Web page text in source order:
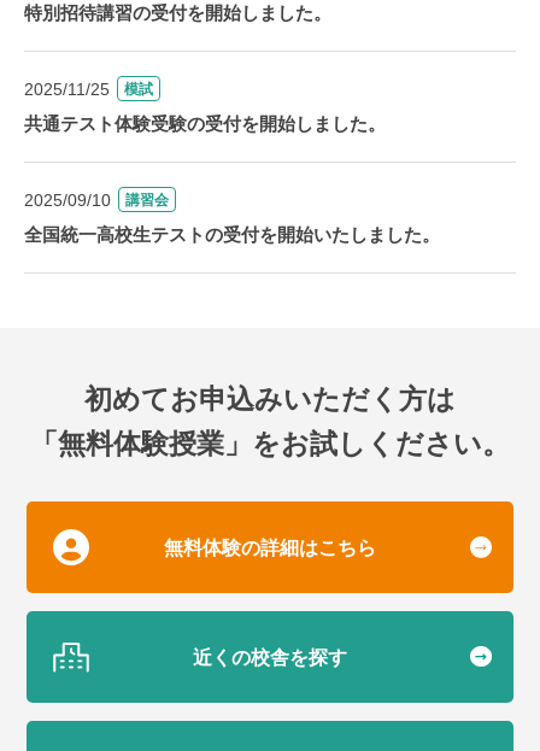
特別招待講習の受付を開始しました。
2025/11/25 模試
共通テスト体験受験の受付を開始しました。
2025/09/10 講習会
全国統一高校生テストの受付を開始いたしました。
初めてお申込みいただく方は
「無料体験授業」をお試しください。
無料体験の詳細はこちら
近くの校舎を探す